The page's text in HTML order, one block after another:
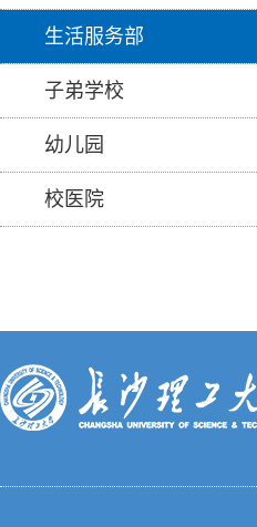
生活服务部
子弟学校
幼儿园
校医院